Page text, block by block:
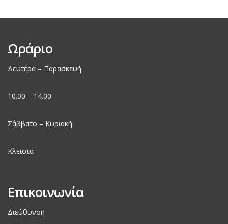
Ωράριο
Δευτέρα – Παρασκευή
10.00 – 14.00
Σάββατο – Κυριακή
Κλειστά
Επικοινωνία
Διεύθυνση